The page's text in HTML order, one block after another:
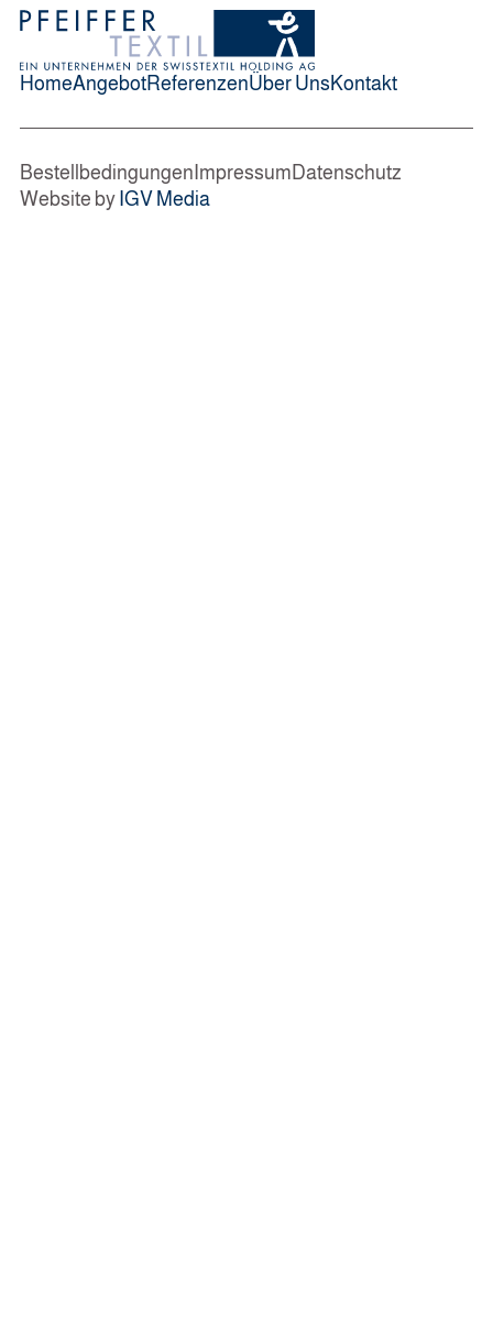
HomeAngebotReferenzenÜber Uns Kontakt
Bestellbedingungen Impressum Datenschutz
Website by IGV Media